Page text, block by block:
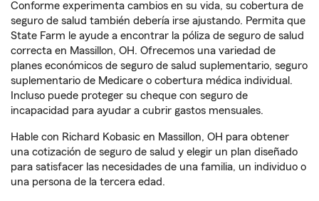
Conforme experimenta cambios en su vida, su cobertura de
seguro de salud también debería irse ajustando. Permita que
State Farm le ayude a encontrar la póliza de seguro de salud
correcta en Massillon, OH. Ofrecemos una variedad de
planes económicos de seguro de salud suplementario, seguro
suplementario de Medicare o cobertura médica individual.
Incluso puede proteger su cheque con seguro de
incapacidad para ayudar a cubrir gastos mensuales.
Hable con Richard Kobasic en Massillon, OH para obtener
una cotización de seguro de salud y elegir un plan diseñado
para satisfacer las necesidades de una familia, un individuo o
una persona de la tercera edad.